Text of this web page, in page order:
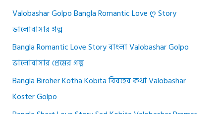
Valobashar Golpo Bangla Romantic Love Ღ Story
ভালোবাসার গল্প
Bangla Romantic Love Story বাংলা Valobashar Golpo
ভালোবাসার প্রেমের গল্প
Bangla Biroher Kotha Kobita বিরহের কথা Valobashar
Koster Golpo